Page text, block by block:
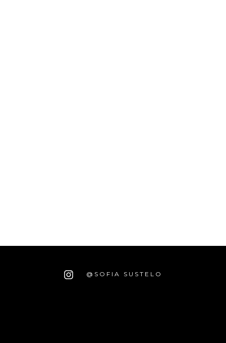
@SOFIA SUSTELO